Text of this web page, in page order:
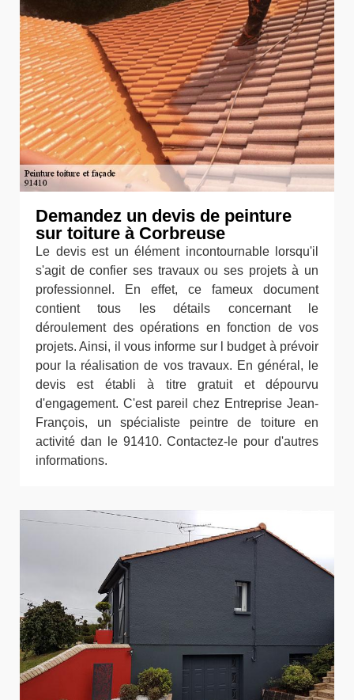
Demandez un devis de peinture
sur toiture à Corbreuse
Le devis est un élément incontournable lorsqu'il
s'agit de confier ses travaux ou ses projets à un
professionnel. En effet, ce fameux document
contient tous les détails concernant le
déroulement des opérations en fonction de vos
projets. Ainsi, il vous informe sur l budget à prévoir
pour la réalisation de vos travaux. En général, le
devis est établi à titre gratuit et dépourvu
d'engagement. C'est pareil chez Entreprise Jean-
François, un spécialiste peintre de toiture en
activité dan le 91410. Contactez-le pour d'autres
informations.